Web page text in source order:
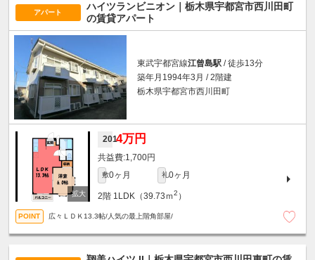
アパート
ハイツランビニオン｜栃木県宇都宮市西川田町
の賃貸アパート
東武宇都宮線江曾島駅 / 徒歩13分
築年月1994年3月 / 2階建
栃木県宇都宮市西川田町
2014万円
1,700円
敷0ヶ月 礼0ヶ月
2階 1LDK（39.73ｍ2 ）
広々ＬＤＫ13.3帖/人気の最上階角部屋/